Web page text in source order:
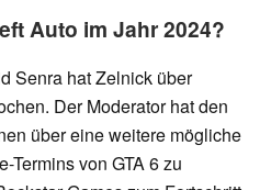
Auto im Jahr 2024?
Senra hat Zelnick über
Der Moderator hat den
über eine weitere mögliche
Termins von GTA 6 zu